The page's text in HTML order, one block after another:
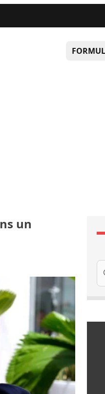
un